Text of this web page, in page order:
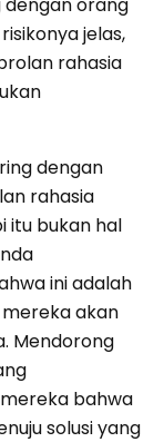
jelas,
rahasia
dengan
rahasia
itu bukan hal
ini adalah
akan
Mendorong
bahwa
solusi yang